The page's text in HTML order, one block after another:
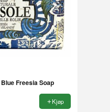
Freesia Soap
Kjøp